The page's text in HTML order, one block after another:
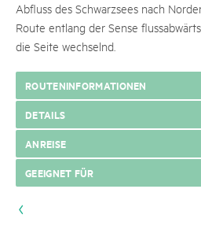
Abfluss des Schwarzsees nach
Route entlang der Sense
die Seite wechselnd.
ROUTENINFORMATIONEN
DETAILS
ANREISE
GEEIGNET FÜR